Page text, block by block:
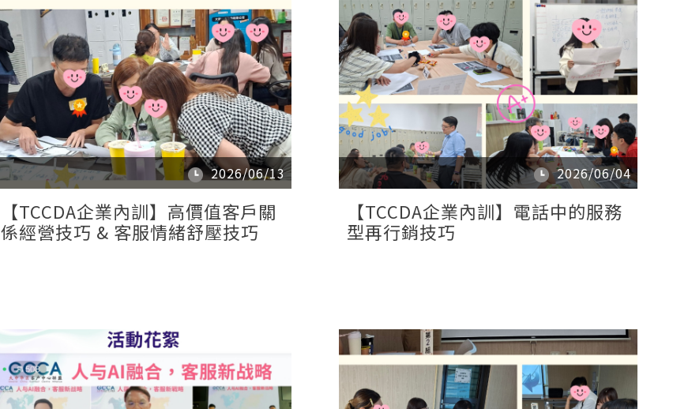
2026/06/13
【TCCDA企業內訓】高價值客戶關
係經營技巧 & 客服情緒舒壓技巧
2026/06/04
【TCCDA企業內訓】電話中的服務
型再行銷技巧